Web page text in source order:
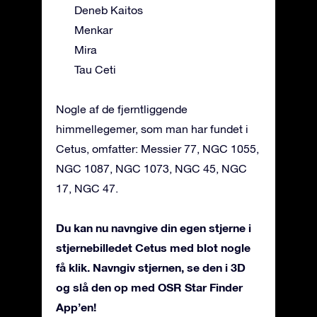
Deneb Kaitos
Menkar
Mira
Tau Ceti
Nogle af de fjerntliggende
himmellegemer, som man har fundet i
Cetus, omfatter: Messier 77, NGC 1055,
NGC 1087, NGC 1073, NGC 45, NGC
17, NGC 47.
Du kan nu navngive din egen stjerne i
stjernebilledet Cetus med blot nogle
få klik. Navngiv stjernen, se den i 3D
og slå den op med OSR Star Finder
App’en!